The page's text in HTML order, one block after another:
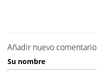
Añadir nuevo comentario
Su nombre